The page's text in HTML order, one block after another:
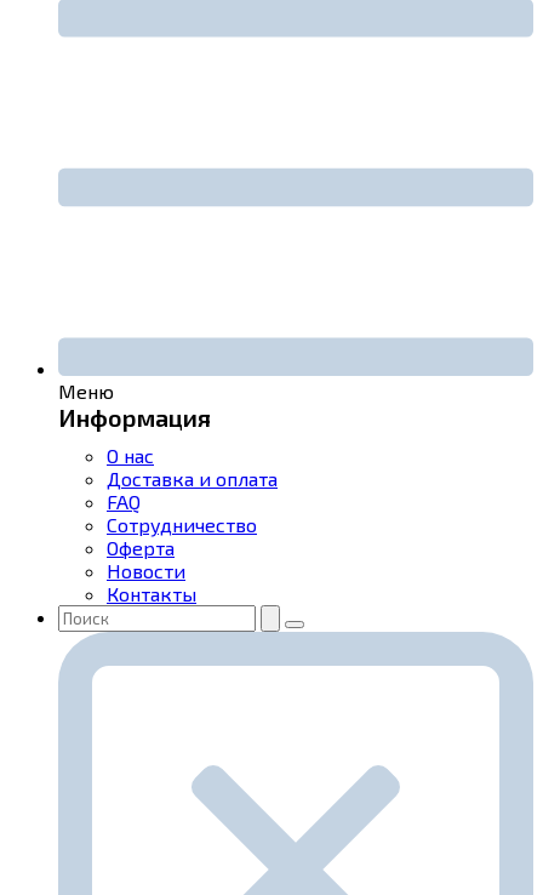
Меню
Информация
О нас
Доставка и оплата
FAQ
Сотрудничество
Оферта
Новости
Контакты